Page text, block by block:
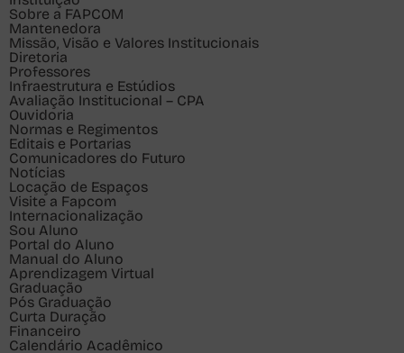
Sobre a FAPCOM
Mantenedora
Missão, Visão e Valores Institucionais
Diretoria
Professores
Infraestrutura e Estúdios
Avaliação Institucional – CPA
Ouvidoria
Normas e Regimentos
Editais e Portarias
Comunicadores do Futuro
Notícias
Locação de Espaços
Visite a Fapcom
Internacionalização
Sou Aluno
Portal do Aluno
Manual do Aluno
Aprendizagem Virtual
Graduação
Pós Graduação
Curta Duração
Financeiro
Calendário Acadêmico